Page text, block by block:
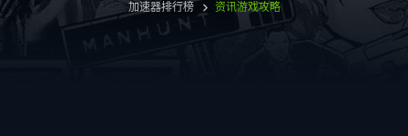
加速器排行榜 资讯游戏攻略